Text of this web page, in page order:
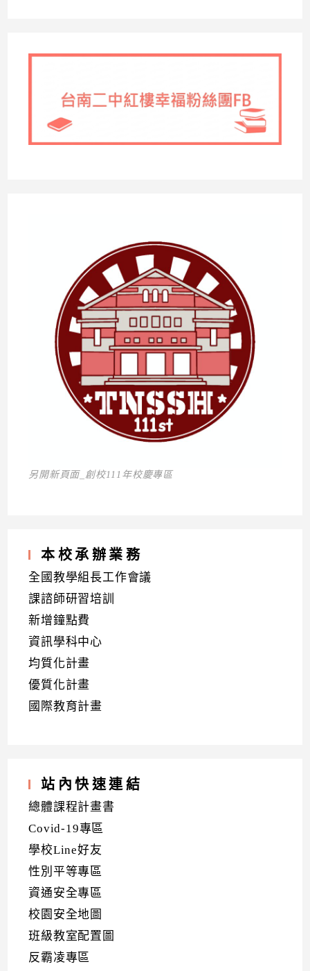
另開新頁面_創校111年校慶專區
本校承辦業務
全國教學組長工作會議
課諮師研習培訓
新增鐘點費
資訊學科中心
均質化計畫
優質化計畫
國際教育計畫
站內快速連結
總體課程計畫書
Covid-19專區
學校Line好友
性別平等專區
資通安全專區
校園安全地圖
班級教室配置圖
反霸凌專區